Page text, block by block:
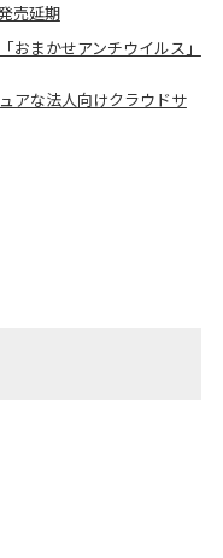
売延期
おまかせアンチウイルス」
アな法人向けクラウドサ